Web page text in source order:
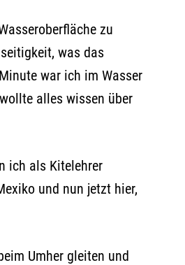
zu
was das
war ich im Wasser
alles wissen über
ich als Kitelehrer
und nun jetzt hier,
Umher gleiten und